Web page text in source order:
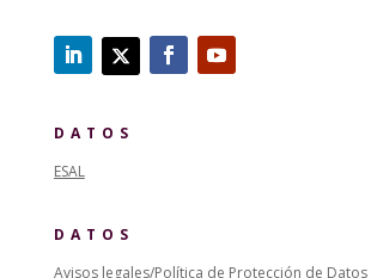
DATOS
ESAL
DATOS
Avisos legales/Política de Protección de Datos